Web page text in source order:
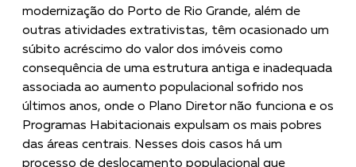
modernização do Porto de Rio Grande, além de
outras atividades extrativistas, têm ocasionado um
súbito acréscimo do valor dos imóveis como
consequência de uma estrutura antiga e inadequada
associada ao aumento populacional sofrido nos
últimos anos, onde o Plano Diretor não funciona e os
Programas Habitacionais expulsam os mais pobres
das áreas centrais. Nesses dois casos há um
processo de deslocamento populacional que